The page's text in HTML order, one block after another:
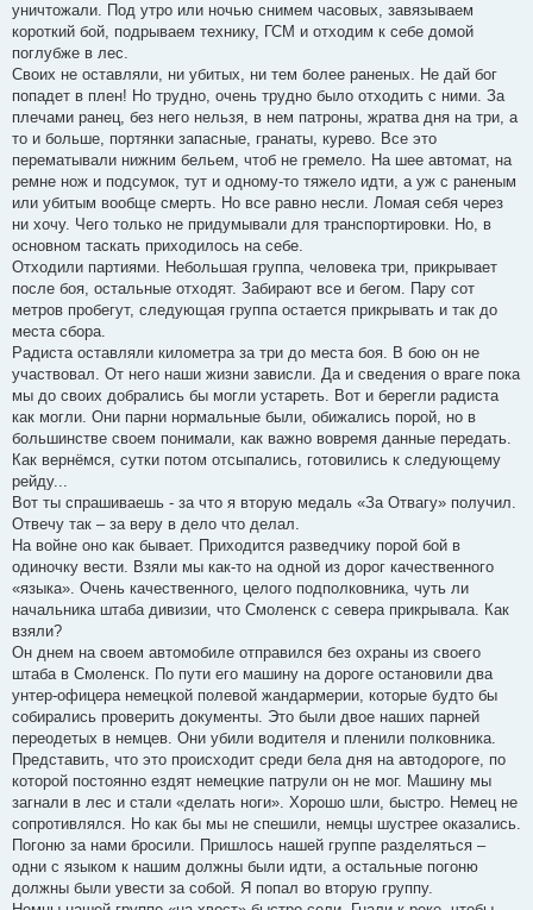
уничтожали. Под утро или ночью снимем часовых, завязываем
короткий бой, подрываем технику, ГСМ и отходим к себе домой
поглубже в лес.
Своих не оставляли, ни убитых, ни тем более раненых. Не дай бог
попадет в плен! Но трудно, очень трудно было отходить с ними. За
плечами ранец, без него нельзя, в нем патроны, жратва дня на три, а
то и больше, портянки запасные, гранаты, курево. Все это
перематывали нижним бельем, чтоб не гремело. На шее автомат, на
ремне нож и подсумок, тут и одному-то тяжело идти, а уж с раненым
или убитым вообще смерть. Но все равно несли. Ломая себя через
ни хочу. Чего только не придумывали для транспортировки. Но, в
основном таскать приходилось на себе.
Отходили партиями. Небольшая группа, человека три, прикрывает
после боя, остальные отходят. Забирают все и бегом. Пару сот
метров пробегут, следующая группа остается прикрывать и так до
места сбора.
Радиста оставляли километра за три до места боя. В бою он не
участвовал. От него наши жизни зависли. Да и сведения о враге пока
мы до своих добрались бы могли устареть. Вот и берегли радиста
как могли. Они парни нормальные были, обижались порой, но в
большинстве своем понимали, как важно вовремя данные передать.
Как вернёмся, сутки потом отсыпались, готовились к следующему
рейду...
Вот ты спрашиваешь - за что я вторую медаль «За Отвагу» получил.
Отвечу так – за веру в дело что делал.
На войне оно как бывает. Приходится разведчику порой бой в
одиночку вести. Взяли мы как-то на одной из дорог качественного
«языка». Очень качественного, целого подполковника, чуть ли
начальника штаба дивизии, что Смоленск с севера прикрывала. Как
взяли?
Он днем на своем автомобиле отправился без охраны из своего
штаба в Смоленск. По пути его машину на дороге остановили два
унтер-офицера немецкой полевой жандармерии, которые будто бы
собирались проверить документы. Это были двое наших парней
переодетых в немцев. Они убили водителя и пленили полковника.
Представить, что это происходит среди бела дня на автодороге, по
которой постоянно ездят немецкие патрули он не мог. Машину мы
загнали в лес и стали «делать ноги». Хорошо шли, быстро. Немец не
сопротивлялся. Но как бы мы не спешили, немцы шустрее оказались.
Погоню за нами бросили. Пришлось нашей группе разделяться –
одни с языком к нашим должны были идти, а остальные погоню
должны были увести за собой. Я попал во вторую группу.